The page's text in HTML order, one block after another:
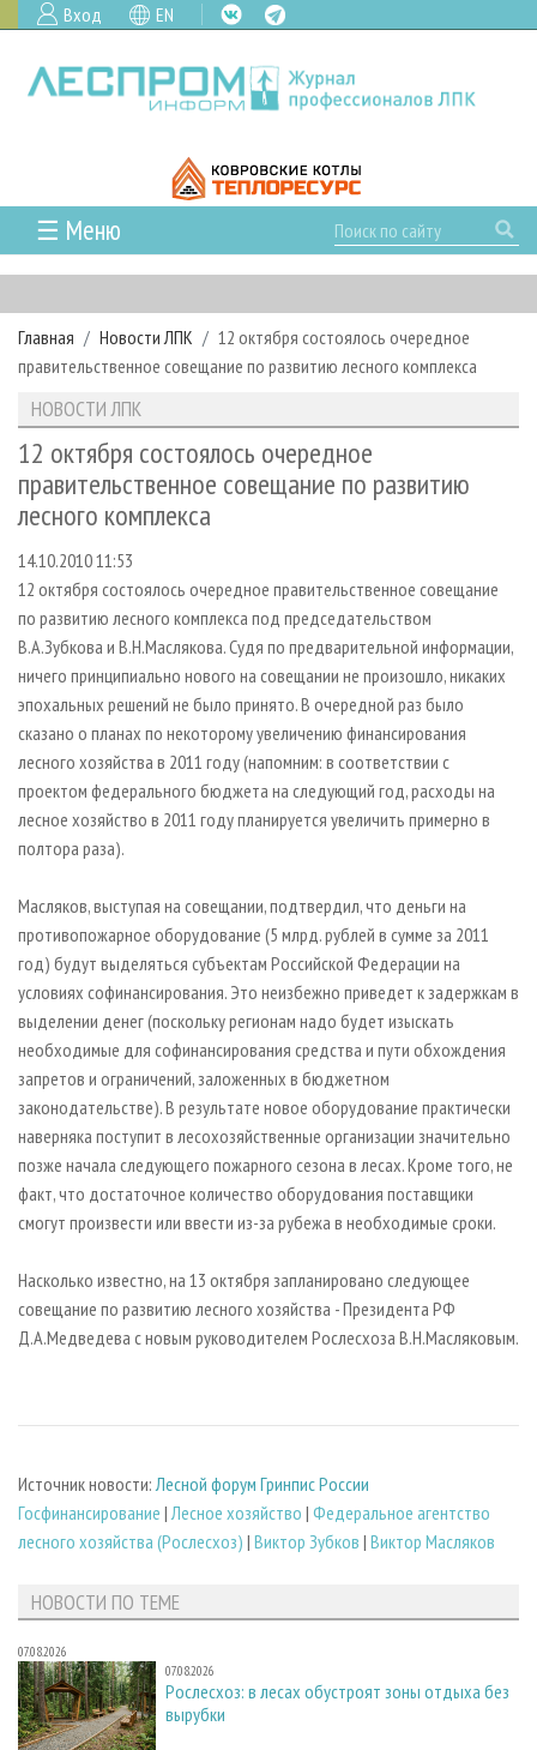
Вход EN
☰ Меню
ГЛАВНАЯ
РУБРИКИ И ТЕМЫ
РУБРИКИ ЖУРНАЛА
ЛЕСОЗАГОТОВКА
ЛЕСОПИЛЕНИЕ
ДЕРЕВООБРАБОТКА
СУШКА ДРЕВЕСИНЫ
ПРОИЗВОДСТВО ДРЕВЕСНЫХ ПЛИТ
ДЕРЕВЯННОЕ ДОМОСТРОЕНИЕ
ПРОИЗВОДСТВО МЕБЕЛИ
БИОЭНЕРГЕТИКА
ЦБП
ИНСТРУМЕНТ И МАТЕРИАЛЫ
НОВОСТИ
НОВОСТИ ЛПК
НОВОСТИ ЖУРНАЛА
НОВОСТИ КОМПАНИЙ
ПРОЕКТЫ ЛПИ
АНАЛИТИКА
ПРЕДПРИЯТИЯ ЛПК
ЛЕСНЫЕ РЕГИОНЫ РОССИИ
ПЕРСОНЫ
МОБИЛЬНЫЕ ВЫСТАВКИ
ОФИЦИАЛЬНЫЕ ДЕЛЕГАЦИИ
ПРИОРИТЕТНЫЕ ИНВЕСТПРОЕКТЫ
RUSSIAN FORESTRY REVIEW
ГАЗЕТА ЛЕСПРОМФОРУМ
БИБЛИОТЕКА СПЕЦИАЛИСТА
АРХИВ
АРХИВ ЖУРНАЛОВ
СТАТЬИ
О ЖУРНАЛЕ
ПОДПИСКА
КОНТАКТЫ
РЕКЛАМОДАТЕЛЯМ
РЕКЛАМА
РЕКЛАМА НА САЙТЕ
Главная Новости ЛПК
12 октября состоялось очередное
правительственное совещание по развитию лесного комплекса
НОВОСТИ ЛПК
12 октября состоялось очередное
правительственное совещание по развитию
лесного комплекса
14.10.2010 11:53
12 октября состоялось очередное правительственное совещание
по развитию лесного комплекса под председательством
В.А.Зубкова и В.Н.Маслякова. Судя по предварительной информации,
ничего принципиально нового на совещании не произошло, никаких
эпохальных решений не было принято. В очередной раз было
сказано о планах по некоторому увеличению финансирования
лесного хозяйства в 2011 году (напомним: в соответствии с
проектом федерального бюджета на следующий год, расходы на
лесное хозяйство в 2011 году планируется увеличить примерно в
полтора раза).
Масляков, выступая на совещании, подтвердил, что деньги на
противопожарное оборудование (5 млрд. рублей в сумме за 2011
год) будут выделяться субъектам Российской Федерации на
условиях софинансирования. Это неизбежно приведет к задержкам в
выделении денег (поскольку регионам надо будет изыскать
необходимые для софинансирования средства и пути обхождения
запретов и ограничений, заложенных в бюджетном
законодательстве). В результате новое оборудование практически
наверняка поступит в лесохозяйственные организации значительно
позже начала следующего пожарного сезона в лесах. Кроме того, не
факт, что достаточное количество оборудования поставщики
смогут произвести или ввести из-за рубежа в необходимые сроки.
Насколько известно, на 13 октября запланировано следующее
совещание по развитию лесного хозяйства - Президента РФ
Д.А.Медведева с новым руководителем Рослесхоза В.Н.Масляковым.
Источник новости:Лесной форум Гринпис России
Госфинансирование |Лесное хозяйство | Федеральное агентство
лесного хозяйства (Рослесхоз) | Виктор Зубков | Виктор Масляков
НОВОСТИ ПО ТЕМЕ
07.08.2026
07.08.2026
Рослесхоз: в лесах обустроят зоны отдыха без
вырубки